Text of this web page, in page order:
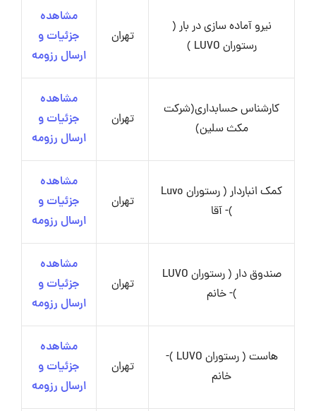
نیرو آماده سازی در بار (
رستوران LUVO )
تهران
مشاهده
جزئیات و
ارسال رزومه
کارشناس حسابداری(شرکت
مکث سلین)
تهران
مشاهده
جزئیات و
ارسال رزومه
کمک انباردار ( رستوران Luvo
)- آقا
تهران
مشاهده
جزئیات و
ارسال رزومه
صندوق دار ( رستوران LUVO
)- خانم
تهران
مشاهده
جزئیات و
ارسال رزومه
هاست ( رستوران LUVO )-
خانم
تهران
مشاهده
جزئیات و
ارسال رزومه